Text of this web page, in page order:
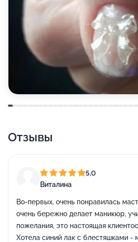
Отзывы
5,0
Виталина
Во-первых, очень понравилась
очень бережно делает маникюр,
пожелания, это настоящая
Хотела синий лак с блестяшками -